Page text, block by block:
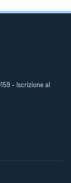
– Iscrizione al